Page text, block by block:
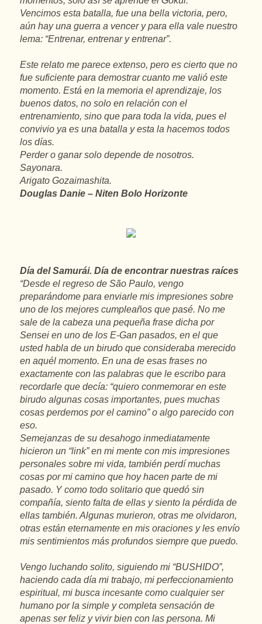
Vencimos esta batalla, fue una bella victoria, pero,
aún hay una guerra a vencer y para ella vale nuestro
lema: “Entrenar, entrenar y entrenar”.
Este relato me parece extenso, pero es cierto que no
fue suficiente para demostrar cuanto me valió este
momento. Está en la memoria el aprendizaje, los
buenos datos, no solo en relación con el
entrenamiento, sino que para toda la vida, pues el
convivio ya es una batalla y esta la hacemos todos
los días.
Perder o ganar solo depende de nosotros.
Sayonara.
Arigato Gozaimashita.
Douglas Danie – Niten Bolo Horizonte
Día del Samurái. Día de encontrar nuestras raíces
“Desde el regreso de São Paulo, vengo
preparándome para enviarle mis impresiones sobre
uno de los mejores cumpleaños que pasé. No me
sale de la cabeza una pequeña frase dicha por
Sensei en uno de los E-Gan pasados, en el que
usted habla de un birudo que consideraba merecido
en aquél momento. En una de esas frases no
exactamente con las palabras que le escribo para
recordarle que decía: “quiero conmemorar en este
birudo algunas cosas importantes, pues muchas
cosas perdemos por el camino” o algo parecido con
eso.
Semejanzas de su desahogo inmediatamente
hicieron un “link” en mi mente con mis impresiones
personales sobre mi vida, también perdí muchas
cosas por mi camino que hoy hacen parte de mi
pasado. Y como todo solitario que quedó sin
compañía, siento falta de ellas y siento la pérdida de
ellas también. Algunas murieron, otras me olvidaron,
otras están eternamente en mis oraciones y les envío
mis sentimientos más profundos siempre que puedo.
Vengo luchando solito, siguiendo mi “BUSHIDO”,
haciendo cada día mi trabajo, mi perfeccionamiento
espiritual, mi busca incesante como cualquier ser
humano por la simple y completa sensación de
apenas ser feliz y vivir bien con las persona. Mi